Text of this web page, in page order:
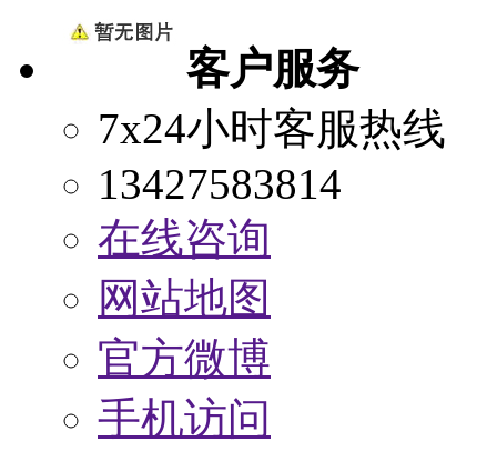
客户服务
7x24小时客服热线
13427583814
在线咨询
网站地图
官方微博
手机访问